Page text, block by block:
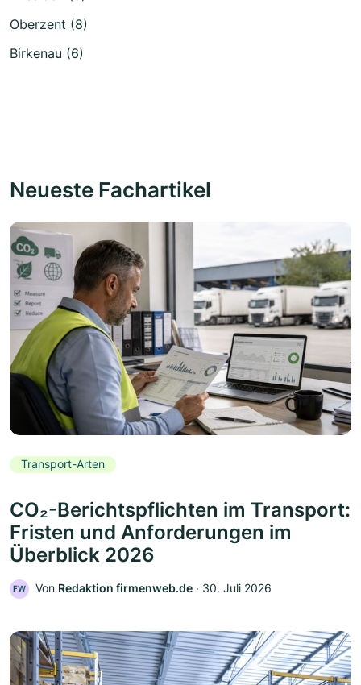
Oberzent (8)
Birkenau (6)
Neueste Fachartikel
Transport-Arten
CO₂-Berichtspflichten im Transport:
Fristen und Anforderungen im
Überblick 2026
FW Von Redaktion firmenweb.de ‧ 30. Juli 2026